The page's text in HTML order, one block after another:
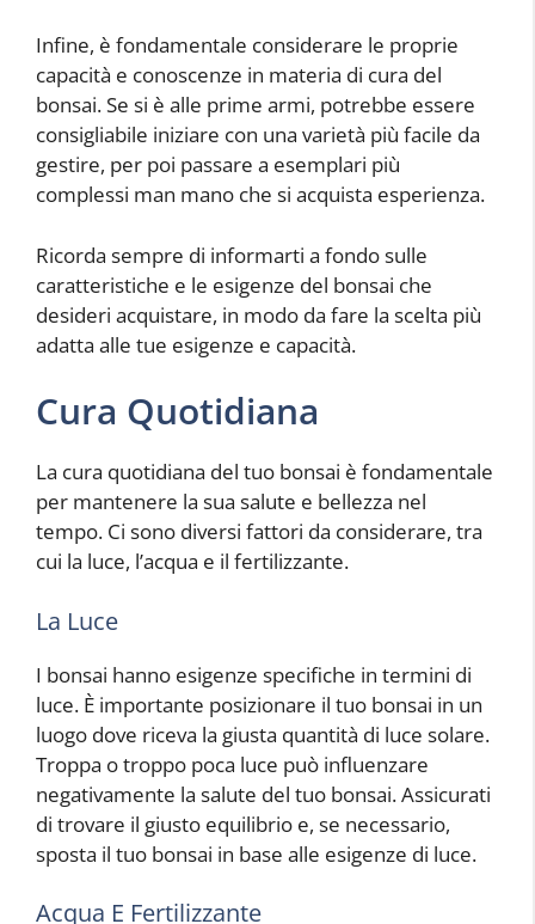
Infine, è fondamentale considerare le proprie
capacità e conoscenze in materia di cura del
bonsai. Se si è alle prime armi, potrebbe essere
consigliabile iniziare con una varietà più facile da
gestire, per poi passare a esemplari più
complessi man mano che si acquista esperienza.
Ricorda sempre di informarti a fondo sulle
caratteristiche e le esigenze del bonsai che
desideri acquistare, in modo da fare la scelta più
adatta alle tue esigenze e capacità.
Cura Quotidiana
La cura quotidiana del tuo bonsai è fondamentale
per mantenere la sua salute e bellezza nel
tempo. Ci sono diversi fattori da considerare, tra
cui la luce, l’acqua e il fertilizzante.
La Luce
I bonsai hanno esigenze specifiche in termini di
luce. È importante posizionare il tuo bonsai in un
luogo dove riceva la giusta quantità di luce solare.
Troppa o troppo poca luce può influenzare
negativamente la salute del tuo bonsai. Assicurati
di trovare il giusto equilibrio e, se necessario,
sposta il tuo bonsai in base alle esigenze di luce.
Acqua E Fertilizzante